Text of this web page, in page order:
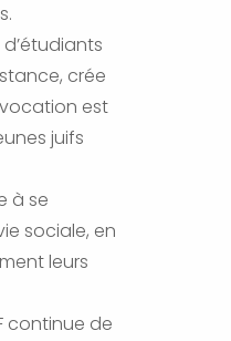
d’étudiants
crée
vocation est
juifs
à se
sociale, en
leurs
continue de